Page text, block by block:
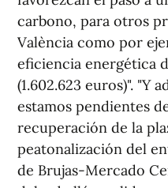
carbono, para otros
València como por
eficiencia energética
(1.602.623 euros)". "Y
estamos pendientes
recuperación de la
peatonalización del
de Brujas-Mercado